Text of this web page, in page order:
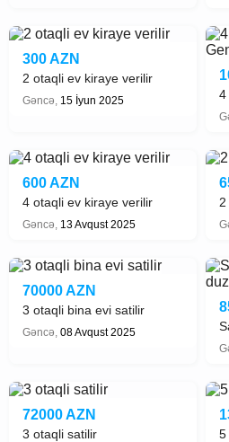
300 AZN
2 otaqli ev kiraye verilir
Gəncə, 15 İyun 2025
4
600 AZN
4 otaqli ev kiraye verilir
Gəncə, 13 Avqust 2025
70000 AZN
3 otaqli bina evi satilir
Gəncə, 08 Avqust 2025
72000 AZN
3 otaqli satilir 5